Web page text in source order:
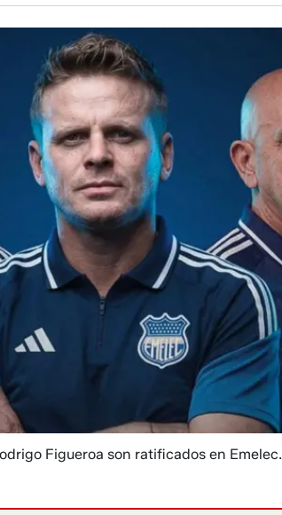
Figueroa son ratificados en Emelec.